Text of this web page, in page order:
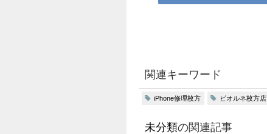
関連キーワード
iPhone修理枚方 ビオルネ枚方店
未分類の関連記事